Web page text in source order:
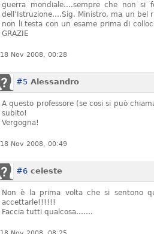
guerra mondiale….sempre che non si
dell’Istruzione….Sig. Ministro, ma un bel
non li testa con un esame prima di
GRAZIE
18 Nov 2008, 00:28
#5 Alessandro
A questo professore (se cosi si può
subito!
Vergogna!
18 Nov 2008, 00:49
#6 celeste
Non è la prima volta che si sentono
accettarle!!!!!!
Faccia tutti qualcosa…….